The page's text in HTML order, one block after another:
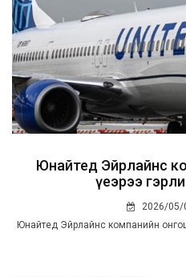
Юнайтед Эйрлайнс
үеэрээ
2026/05/
Юнайтед Эйрлайнс компанийн онгоц